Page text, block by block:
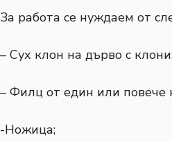
За работа се нуждаем от
– Сух клон на дърво с
– Филц от един или повече
-Ножица;